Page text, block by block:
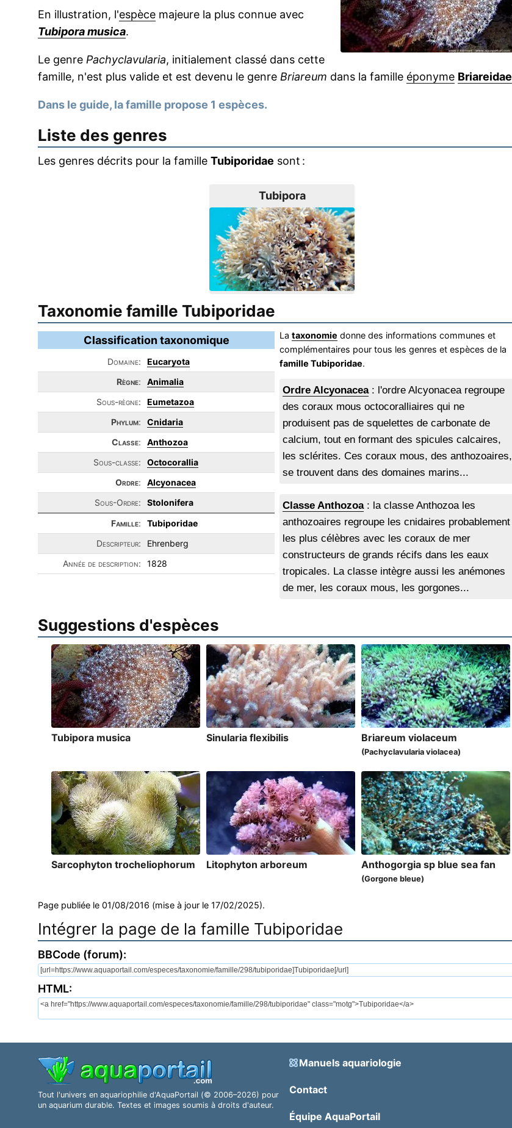
En illustration, l'espèce majeure la plus connue avec
Tubipora musica.
Le genre Pachyclavularia, initialement classé dans cette
famille, n'est plus valide et est devenu le genre Briareum dans la famille éponyme Briareidae
Dans le guide, la famille propose 1 espèces.
Liste des genres
Les genres décrits pour la famille Tubiporidae sont :
Tubipora
Taxonomie famille Tubiporidae
Classification taxonomique
Domaine:
Eucaryota
Règne:
Animalia
Sous-règne:
Eumetazoa
Phylum:
Cnidaria
Classe:
Anthozoa
Sous-classe:
Octocorallia
Ordre:
Alcyonacea
Sous-Ordre:
Stolonifera
Famille:
Tubiporidae
Descripteur:
Ehrenberg
Année de description:
1828
Lataxonomie donne des informations communes et
complémentaires pour tous les genres et espèces de la
famille Tubiporidae.
Ordre Alcyonacea: l'ordre Alcyonacea regroupe
des coraux mous octocoralliaires qui ne
produisent pas de squelettes de carbonate de
calcium, tout en formant des spicules calcaires,
les sclérites. Ces coraux mous, des anthozoaires,
se trouvent dans des domaines marins...
Classe Anthozoa: la classe Anthozoa les
anthozoaires regroupe les cnidaires probablement
les plus célèbres avec les coraux de mer
constructeurs de grands récifs dans les eaux
tropicales. La classe intègre aussi les anémones
de mer, les coraux mous, les gorgones...
Suggestions d'espèces
Tubipora musica Sinularia flexibilis Briareum violaceum
(Pachyclavularia violacea)
Sarcophyton trocheliophorum Litophyton arboreum Anthogorgia sp blue sea fan
(Gorgone bleue)
Page publiée le 01/08/2016 (mise à jour le 17/02/2025).
Intégrer la page de la famille Tubiporidae
BBCode (forum):
HTML:
Tout l'univers en aquariophilie d'AquaPortail (© 2006–2026) pour
un aquarium durable. Textes et images soumis à droits d'auteur.
Manuels aquariologie
Contact
Équipe AquaPortail